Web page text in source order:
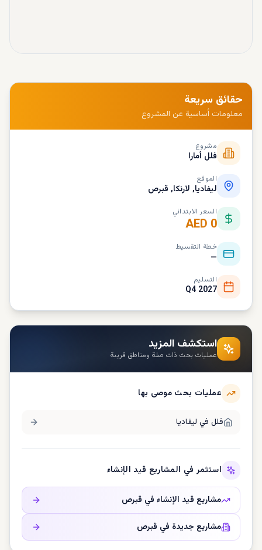
حقائق سريعة
معلومات أساسية عن المشروع
مشروع
فلل أمارا
الموقع
ليفاديا, لارنكا, قبرص
السعر الابتدائي
AED 0
خطة التقسيط
—
التسليم
Q4 2027
استكشف المزيد
عمليات بحث ذات صلة ومناطق قريبة
عمليات بحث موصى بها
فلل في ليفاديا
استثمر في المشاريع قيد الإنشاء
مشاريع قيد الإنشاء في قبرص
مشاريع جديدة في قبرص